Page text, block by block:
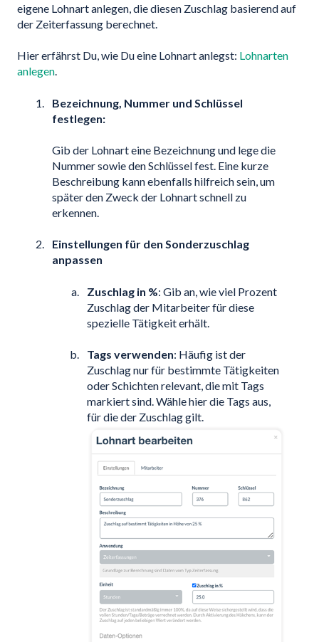
eigene Lohnart anlegen, die diesen Zuschlag basierend auf
der Zeiterfassung berechnet.
Hier erfährst Du, wie Du eine Lohnart anlegst: Lohnarten
anlegen.
Bezeichnung, Nummer und Schlüssel
festlegen:
Gib der Lohnart eine Bezeichnung und lege die
Nummer sowie den Schlüssel fest. Eine kurze
Beschreibung kann ebenfalls hilfreich sein, um
später den Zweck der Lohnart schnell zu
erkennen.
Einstellungen für den Sonderzuschlag
anpassen
Zuschlag in %: Gib an, wie viel Prozent
Zuschlag der Mitarbeiter für diese
spezielle Tätigkeit erhält.
Tags verwenden: Häufig ist der
Zuschlag nur für bestimmte Tätigkeiten
oder Schichten relevant, die mit Tags
markiert sind. Wähle hier die Tags aus,
für die der Zuschlag gilt.